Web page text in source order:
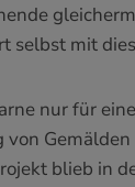
selbst mit
nur für
von
blieb in